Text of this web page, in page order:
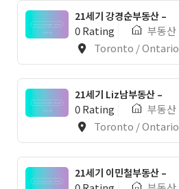
21세기 강경순부동산 –
0 Rating
부동산
Toronto / Ontario
21세기 Liz남부동산 –
0 Rating
부동산
Toronto / Ontario
21세기 이민철부동산 –